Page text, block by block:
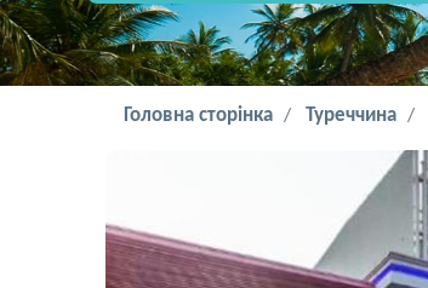
Головна сторінка Туреччина